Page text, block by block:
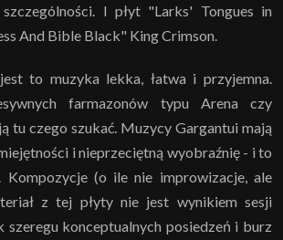
I płyt "Larks' Tongues in
And Bible Black" King Crimson.
to muzyka lekka, łatwa i przyjemna.
farmazonów typu Arena czy
tu czego szukać. Muzycy Gargantui mają
i nieprzeciętną wyobraźnię - i to
Kompozycje (o ile nie improwizacje, ale
z tej płyty nie jest wynikiem sesji
szeregu konceptualnych posiedzeń i burz